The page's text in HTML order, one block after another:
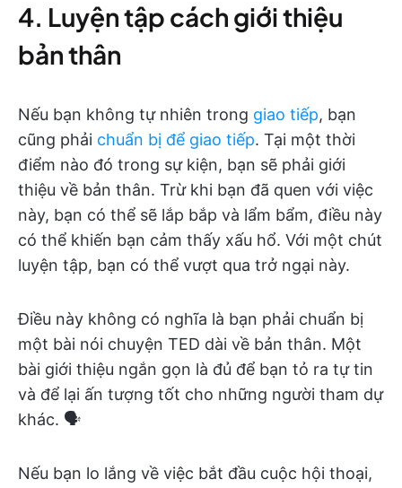
4. Luyện tập cách giới thiệu
bản thân
Nếu bạn không tự nhiên trong giao tiếp, bạn
cũng phải chuẩn bị để giao tiếp. Tại một thời
điểm nào đó trong sự kiện, bạn sẽ phải giới
thiệu về bản thân. Trừ khi bạn đã quen với việc
này, bạn có thể sẽ lắp bắp và lẩm bẩm, điều này
có thể khiến bạn cảm thấy xấu hổ. Với một chút
luyện tập, bạn có thể vượt qua trở ngại này.
Điều này không có nghĩa là bạn phải chuẩn bị
một bài nói chuyện TED dài về bản thân. Một
bài giới thiệu ngắn gọn là đủ để bạn tỏ ra tự tin
và để lại ấn tượng tốt cho những người tham dự
khác. 🗣️
Nếu bạn lo lắng về việc bắt đầu cuộc hội thoại,